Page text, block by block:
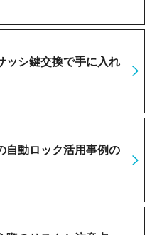
ッシ鍵交換で手に入れ
自動ロック活用事例の